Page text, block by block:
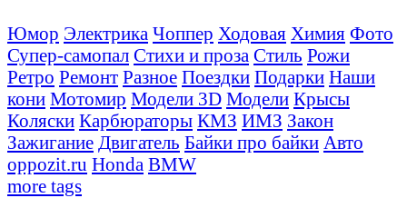
Юмор Электрика Чоппер Ходовая Химия Фото
Супер-самопал Стихи и проза Стиль Рожи
Ретро Ремонт Разное Поездки Подарки Наши
кони Мотомир Модели 3D Модели Крысы
Коляски Карбюраторы КМЗ ИМЗ Закон
Зажигание Двигатель Байки про байки Авто
oppozit.ru Honda BMW
more tags